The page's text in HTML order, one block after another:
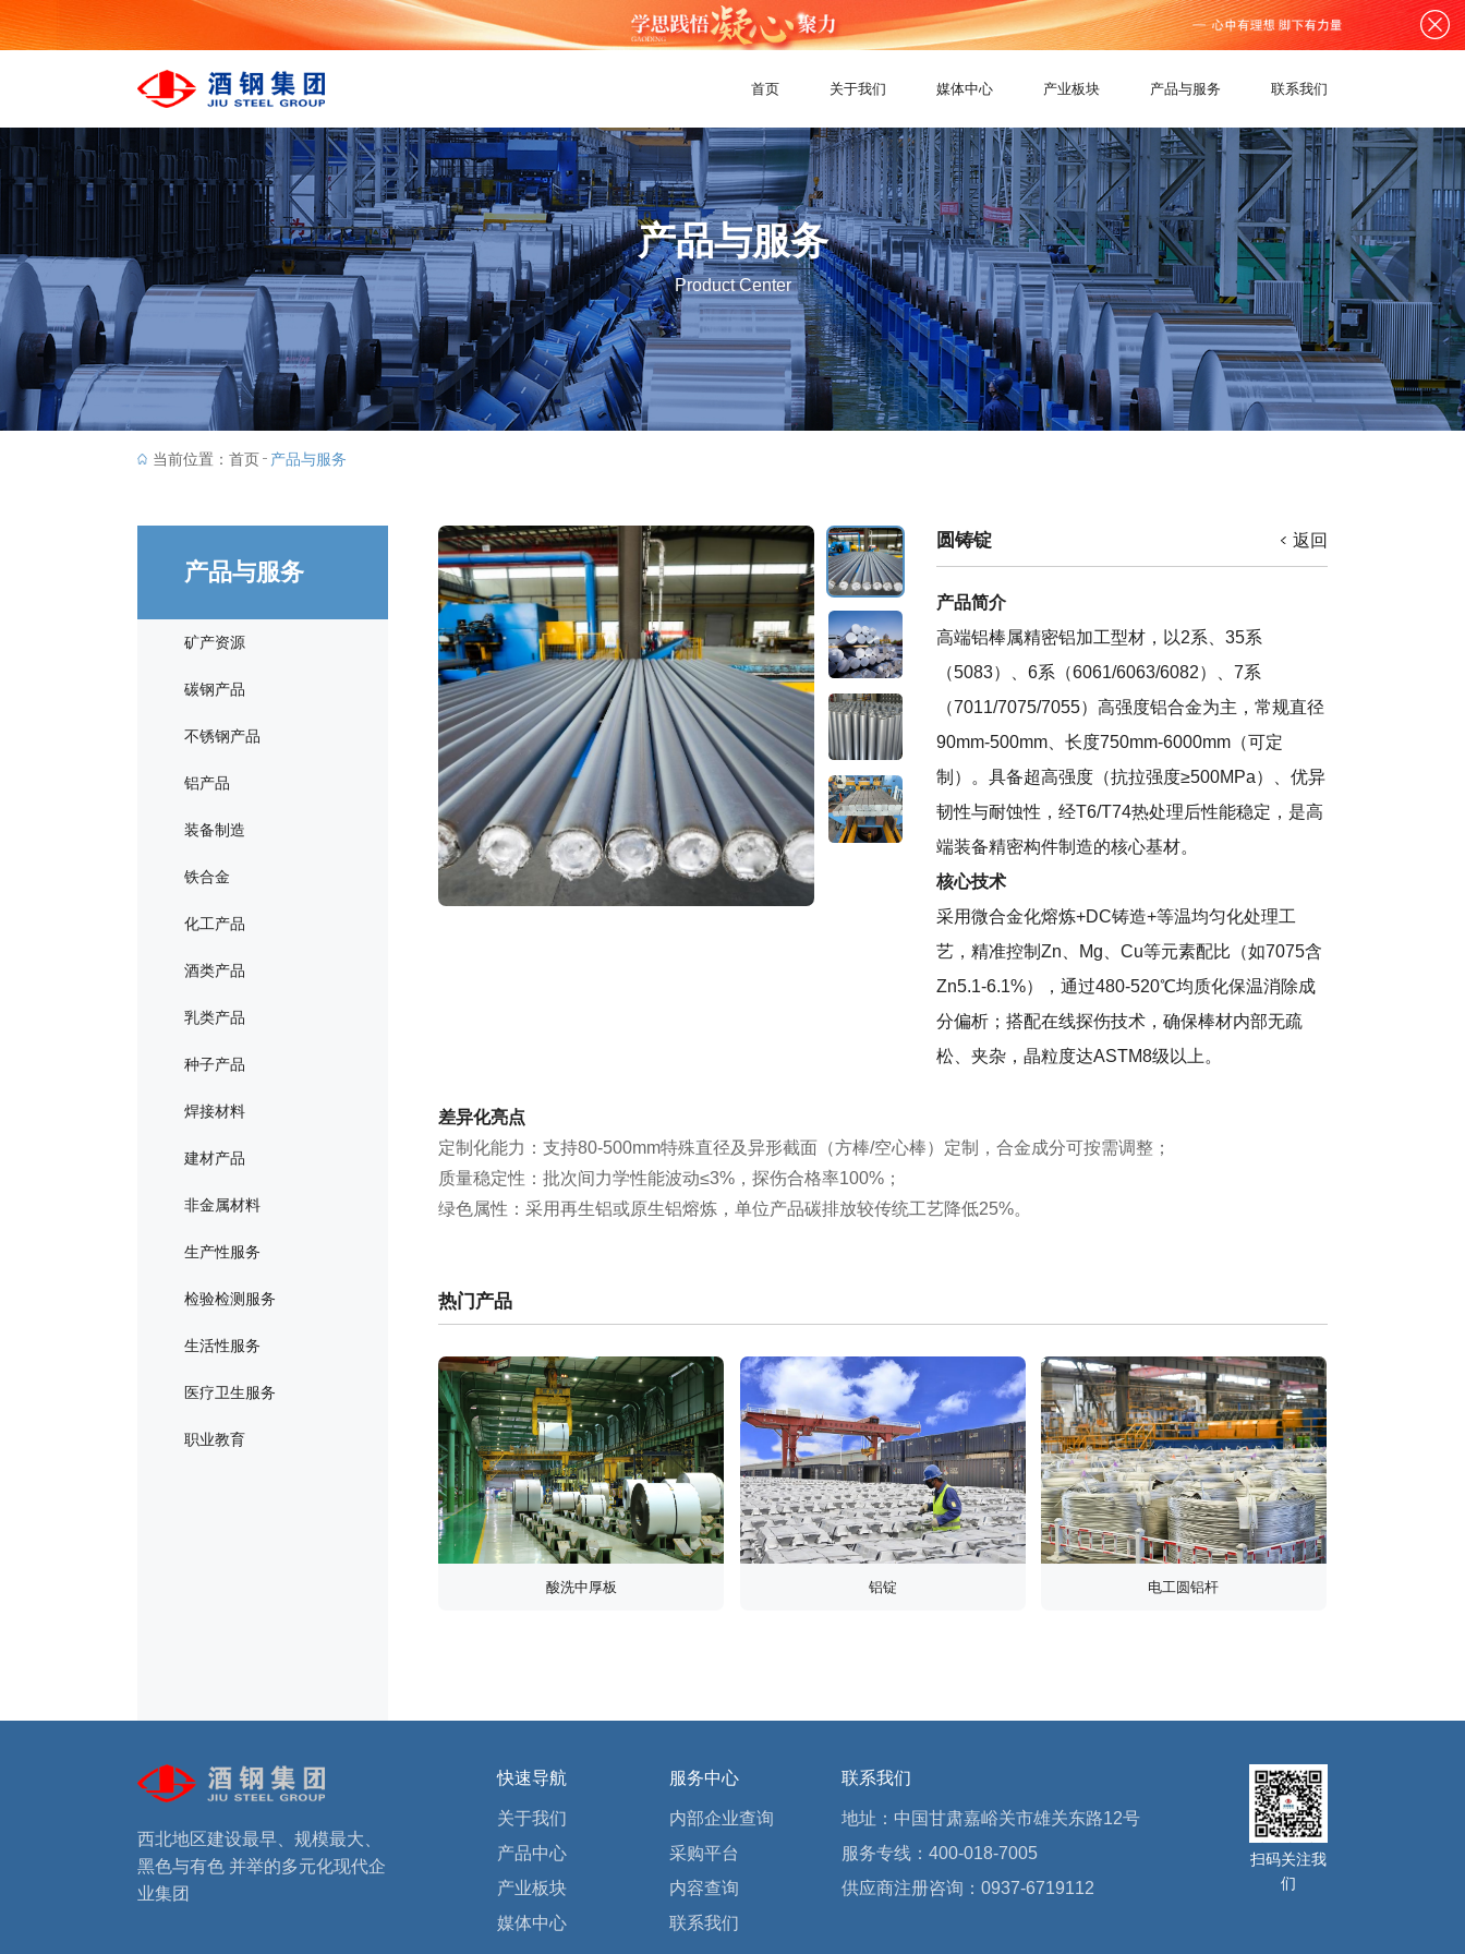
首页 关于我们 媒体中心 产业板块 产品与服务 联系我们
产品与服务
Product Center
当前位置：首页 产品与服务
产品与服务
矿产资源
碳钢产品
不锈钢产品
铝产品
装备制造
铁合金
化工产品
酒类产品
乳类产品
种子产品
焊接材料
建材产品
非金属材料
生产性服务
检验检测服务
生活性服务
医疗卫生服务
职业教育
圆铸锭 返回
产品简介
高端铝棒属精密铝加工型材，以2系、35系
（5083）、6系（6061/6063/6082）、7系
（7011/7075/7055）高强度铝合金为主，常规直径
90mm-500mm、长度750mm-6000mm（可定
制）。具备超高强度（抗拉强度≥500MPa）、优异
韧性与耐蚀性，经T6/T74热处理后性能稳定，是高
端装备精密构件制造的核心基材。
核心技术
采用微合金化熔炼+DC铸造+等温均匀化处理工
艺，精准控制Zn、Mg、Cu等元素配比（如7075含
Zn5.1-6.1%），通过480-520℃均质化保温消除成
分偏析；搭配在线探伤技术，确保棒材内部无疏
松、夹杂，晶粒度达ASTM8级以上。
差异化亮点
定制化能力：支持80-500mm特殊直径及异形截面（方棒/空心棒）定制，合金成分可按需调整；
质量稳定性：批次间力学性能波动≤3%，探伤合格率100%；
绿色属性：采用再生铝或原生铝熔炼，单位产品碳排放较传统工艺降低25%。
热门产品
酸洗中厚板 铝锭 电工圆铝杆
西北地区建设最早、规模最大、
黑色与有色 并举的多元化现代企
业集团
快速导航
关于我们
产品中心
产业板块
媒体中心
服务中心
内部企业查询
采购平台
内容查询
联系我们
联系我们
地址：中国甘肃嘉峪关市雄关东路12号
服务专线：400-018-7005
供应商注册咨询：0937-6719112
扫码关注我
们